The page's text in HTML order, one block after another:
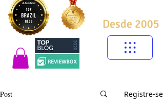
Desde 2005
Post Registre-se